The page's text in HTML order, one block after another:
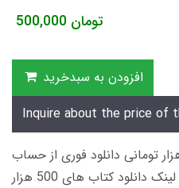
500,000 تومان
افزودن به سبدخرید
Inquire about the price of
تحویل کتاب های 600 هزار تومانی دانلود فوری از حساب
کاربری می باشد، و زمان تحویل لینک دانلود کتاب های 500 هزار